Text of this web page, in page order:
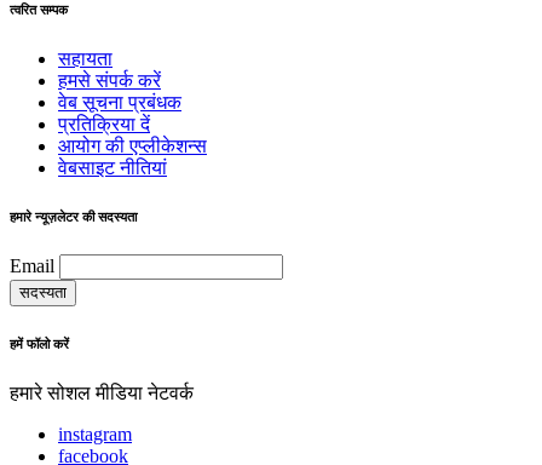
त्वरित सम्पक
सहायता
हमसे संपर्क करें
वेब सूचना प्रबंधक
प्रतिक्रिया दें
आयोग की एप्लीकेशन्स
वेबसाइट नीतियां
हमारे न्यूज़लेटर की सदस्यता
Email
हमें फॉलो करें
हमारे सोशल मीडिया नेटवर्क
instagram
facebook